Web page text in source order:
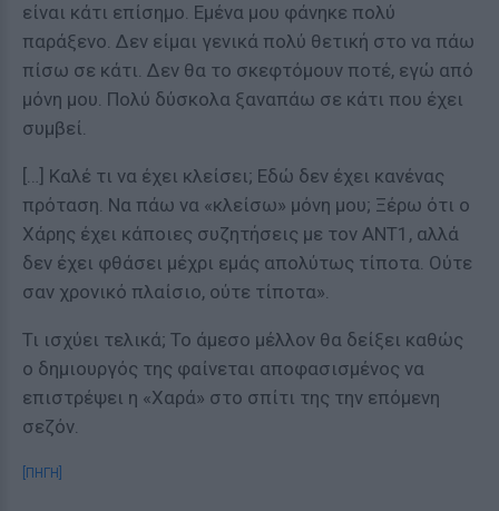
είναι κάτι επίσημο. Εμένα μου φάνηκε πολύ
παράξενο. Δεν είμαι γενικά πολύ θετική στο να πάω
πίσω σε κάτι. Δεν θα το σκεφτόμουν ποτέ, εγώ από
μόνη μου. Πολύ δύσκολα ξαναπάω σε κάτι που έχει
συμβεί.
[…] Καλέ τι να έχει κλείσει; Εδώ δεν έχει κανένας
πρόταση. Να πάω να «κλείσω» μόνη μου; Ξέρω ότι ο
Χάρης έχει κάποιες συζητήσεις με τον ΑΝΤ1, αλλά
δεν έχει φθάσει μέχρι εμάς απολύτως τίποτα. Ούτε
σαν χρονικό πλαίσιο, ούτε τίποτα».
Τι ισχύει τελικά; Το άμεσο μέλλον θα δείξει καθώς
ο δημιουργός της φαίνεται αποφασισμένος να
επιστρέψει η «Χαρά» στο σπίτι της την επόμενη
σεζόν.
[ΠΗΓΗ]